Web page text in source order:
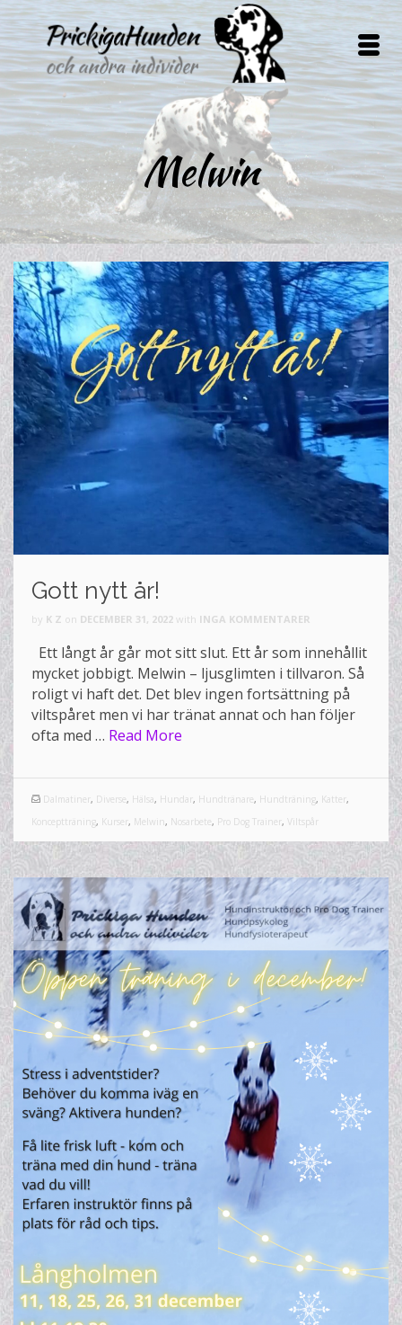
Melwin
Gott nytt år!
by K Z on DECEMBER 31, 2022 with INGA KOMMENTARER
Ett långt år går mot sitt slut. Ett år som innehållit
mycket jobbigt. Melwin – ljusglimten i tillvaron. Så
roligt vi haft det. Det blev ingen fortsättning på
viltspåret men vi har tränat annat och han följer
ofta med … Read More
Dalmatiner, Diverse, Hälsa, Hundar, Hundtränare, Hundträning, Katter,
Konceptträning, Kurser, Melwin, Nosarbete, Pro Dog Trainer, Viltspår